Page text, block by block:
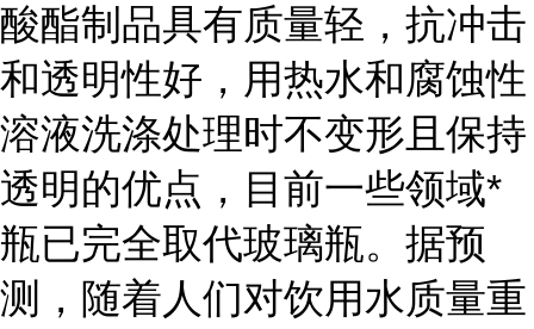
酸酯制品具有质量轻，抗冲击
和透明性好，用热水和腐蚀性
溶液洗涤处理时不变形且保持
透明的优点，目前一些领域*
瓶已完全取代玻璃瓶。据预
测，随着人们对饮用水质量重